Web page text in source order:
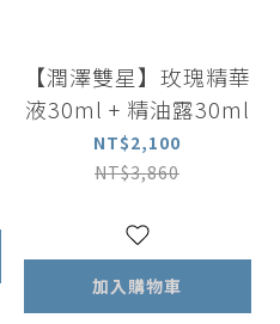
【潤澤雙星】玫瑰精華
液30ml + 精油露30ml
NT$2,100
NT$3,860
加入購物車